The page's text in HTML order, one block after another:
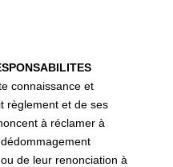
connaissance et
règlement et de ses
à réclamer à
de leur renonciation à